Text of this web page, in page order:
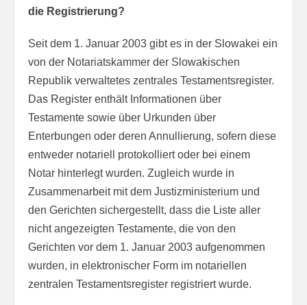
die Registrierung?
Seit dem 1. Januar 2003 gibt es in der Slowakei ein
von der Notariatskammer der Slowakischen
Republik verwaltetes zentrales Testamentsregister.
Das Register enthält Informationen über
Testamente sowie über Urkunden über
Enterbungen oder deren Annullierung, sofern diese
entweder notariell protokolliert oder bei einem
Notar hinterlegt wurden. Zugleich wurde in
Zusammenarbeit mit dem Justizministerium und
den Gerichten sichergestellt, dass die Liste aller
nicht angezeigten Testamente, die von den
Gerichten vor dem 1. Januar 2003 aufgenommen
wurden, in elektronischer Form im notariellen
zentralen Testamentsregister registriert wurde.